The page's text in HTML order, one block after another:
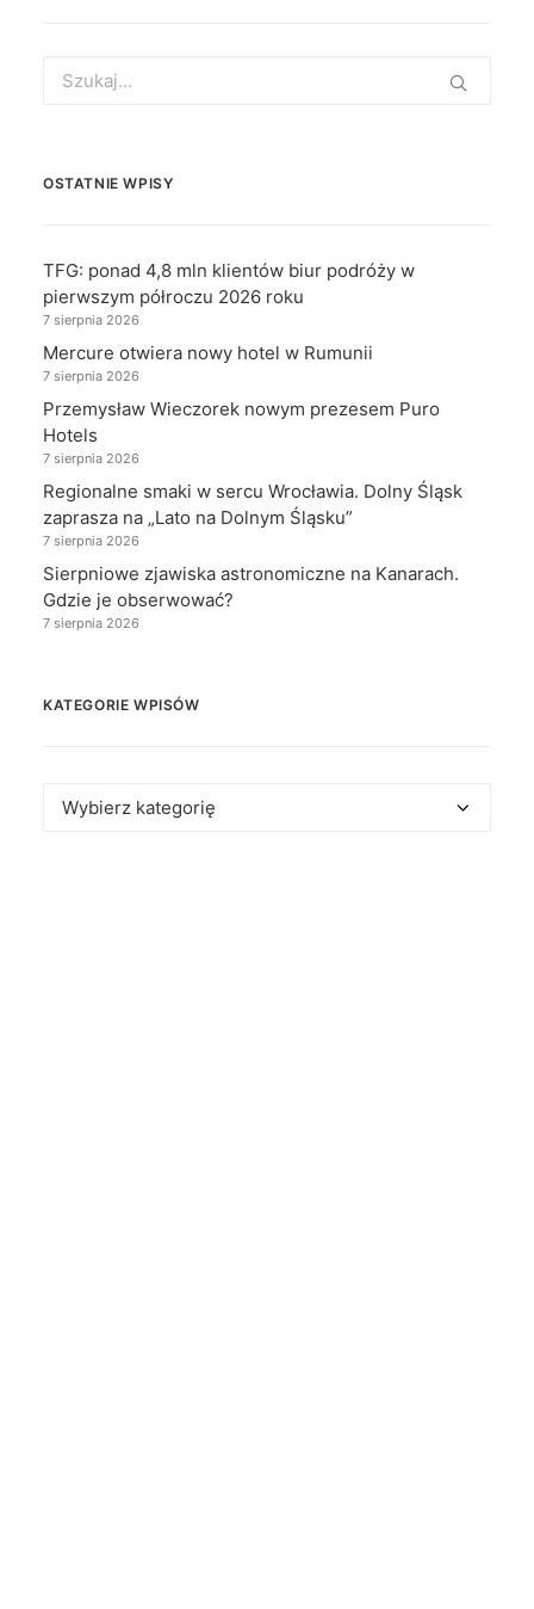
for:
OSTATNIE WPISY
TFG: ponad 4,8 mln klientów biur podróży w
pierwszym półroczu 2026 roku
7 sierpnia 2026
Mercure otwiera nowy hotel w Rumunii
7 sierpnia 2026
Przemysław Wieczorek nowym prezesem Puro
Hotels
7 sierpnia 2026
Regionalne smaki w sercu Wrocławia. Dolny Śląsk
zaprasza na „Lato na Dolnym Śląsku”
7 sierpnia 2026
Sierpniowe zjawiska astronomiczne na Kanarach.
Gdzie je obserwować?
7 sierpnia 2026
KATEGORIE WPISÓW
Kategorie